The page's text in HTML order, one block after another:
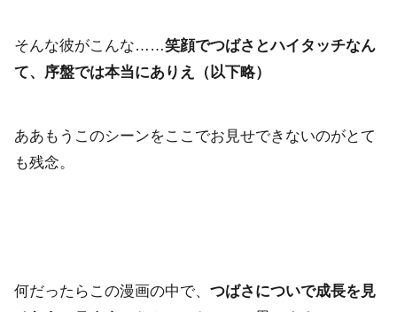
そんな彼がこんな……笑顔でつばさとハイタッチなん
て、序盤では本当にありえ（以下略）
ああもうこのシーンをここでお見せできないのがとて
も残念。
何だったらこの漫画の中で、 つばさについで成長を見